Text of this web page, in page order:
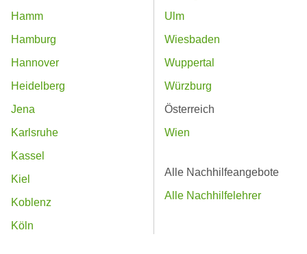
Hamm
Hamburg
Hannover
Heidelberg
Jena
Karlsruhe
Kassel
Kiel
Koblenz
Köln
Ulm
Wiesbaden
Wuppertal
Würzburg
Österreich
Wien
Alle Nachhilfeangebote
Alle Nachhilfelehrer